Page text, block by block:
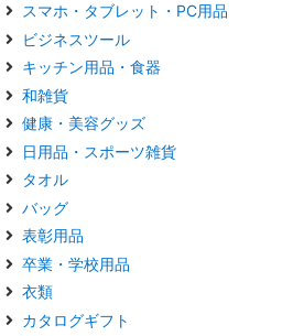
スマホ・タブレット・PC用品
ビジネスツール
キッチン用品・食器
和雑貨
健康・美容グッズ
日用品・スポーツ雑貨
タオル
バッグ
表彰用品
卒業・学校用品
衣類
カタログギフト